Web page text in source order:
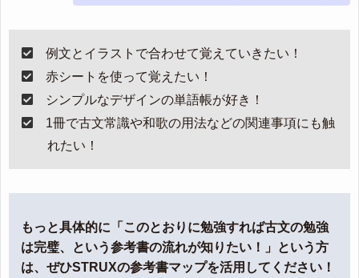
例文とイラストで合わせて覚えていきたい！
赤シートを使って覚えたい！
シンプルなデザインの単語帳が好き！
1冊で古文常識や和歌の用法などの関連事項にも触
れたい！
もっと具体的に「このとおりに勉強すれば古文の勉強
は完璧、という参考書の流れが知りたい！」という方
は、ぜひSTRUXの参考書マップを活用してください！